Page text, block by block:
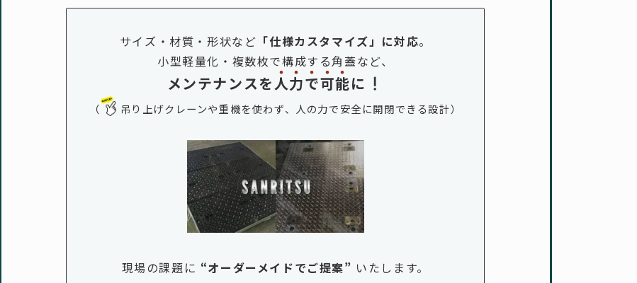
サイズ・材質・形状など 「仕様カスタマイズ」に対応。
小型軽量化・複数枚で構成する角蓋など、
メンテナンスを人力で可能に
（ 吊り上げクレーンや重機を使わず、 人の力で安全に開閉できる設計）
現場の課題に “オーダーメイドでご提案” いたします。